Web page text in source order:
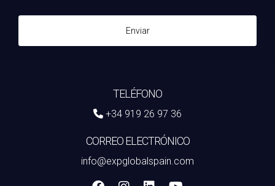
Enviar
TELÉFONO
+34 919 26 97 36
CORREO ELECTRÓNICO
info@expglobalspain.com